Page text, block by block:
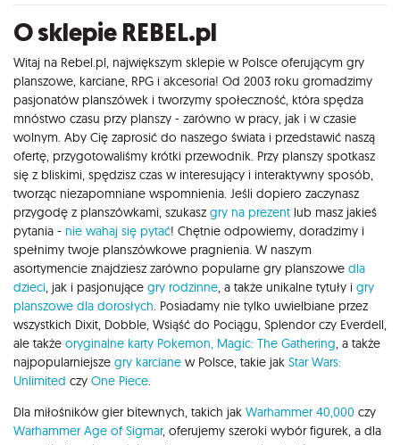
O sklepie REBEL.pl
Witaj na Rebel.pl, największym sklepie w Polsce oferującym gry
planszowe, karciane, RPG i akcesoria! Od 2003 roku gromadzimy
pasjonatów planszówek i tworzymy społeczność, która spędza
mnóstwo czasu przy planszy - zarówno w pracy, jak i w czasie
wolnym. Aby Cię zaprosić do naszego świata i przedstawić naszą
ofertę, przygotowaliśmy krótki przewodnik. Przy planszy spotkasz
się z bliskimi, spędzisz czas w interesujący i interaktywny sposób,
tworząc niezapomniane wspomnienia. Jeśli dopiero zaczynasz
przygodę z planszówkami, szukasz gry na prezent lub masz jakieś
pytania - nie wahaj się pytać! Chętnie odpowiemy, doradzimy i
spełnimy twoje planszówkowe pragnienia. W naszym
asortymencie znajdziesz zarówno popularne gry planszowe dla
dzieci, jak i pasjonujące gry rodzinne, a także unikalne tytuły i gry
planszowe dla dorosłych. Posiadamy nie tylko uwielbiane przez
wszystkich Dixit, Dobble, Wsiąść do Pociągu, Splendor czy Everdell,
ale także oryginalne karty Pokemon, Magic: The Gathering, a także
najpopularniejsze gry karciane w Polsce, takie jak Star Wars:
Unlimited czy One Piece.
Dla miłośników gier bitewnych, takich jak Warhammer 40,000 czy
Warhammer Age of Sigmar, oferujemy szeroki wybór figurek, a dla